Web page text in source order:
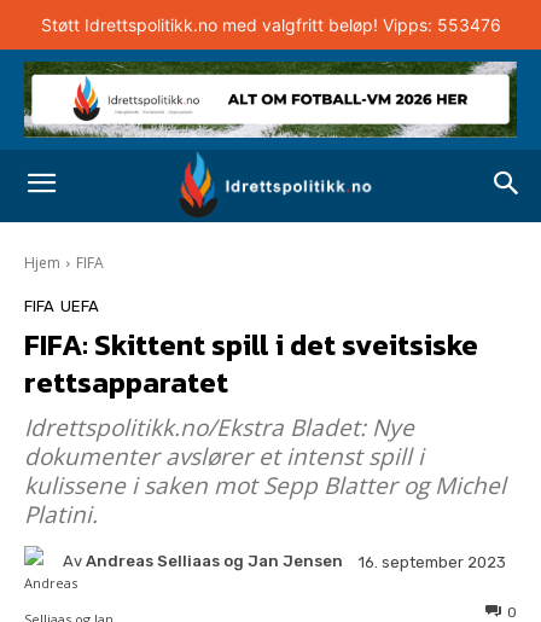
Støtt Idrettspolitikk.no med valgfritt beløp! Vipps: 553476
Hjem FIFA
FIFA UEFA
FIFA: Skittent spill i det sveitsiske
rettsapparatet
Idrettspolitikk.no/Ekstra Bladet: Nye
dokumenter avslører et intenst spill i
kulissene i saken mot Sepp Blatter og Michel
Platini.
Av Andreas Selliaas og Jan Jensen 16. september 2023
0